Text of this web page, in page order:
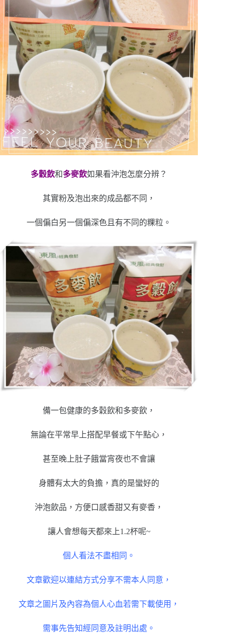
多穀飲和多麥飲如果看沖泡怎麼分辨？
其實粉及泡出來的成品都不同，
一個偏白另一個偏深色且有不同的粿粒。
備一包健康的多穀飲和多麥飲，
無論在平常早上搭配早餐或下午點心，
甚至晚上肚子餓當宵夜也不會讓
身體有太大的負擔，真的是蠻好的
沖泡飲品，方便口感香甜又有麥香，
讓人會想每天都來上1.2杯呢~
個人看法不盡相同。
文章歡迎以連結方式分享不需本人同意，
文章之圖片及內容為個人心血若需下載使用，
需事先告知經同意及註明出處。